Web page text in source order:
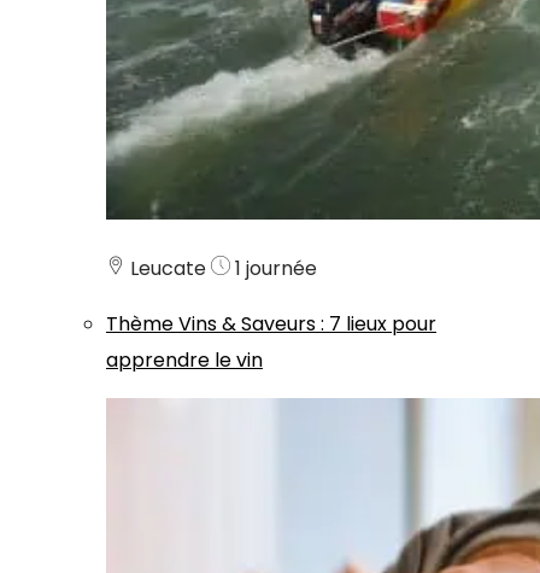
Leucate
1 journée
ThèmeVins & Saveurs: 7 lieux pour
apprendre le vin